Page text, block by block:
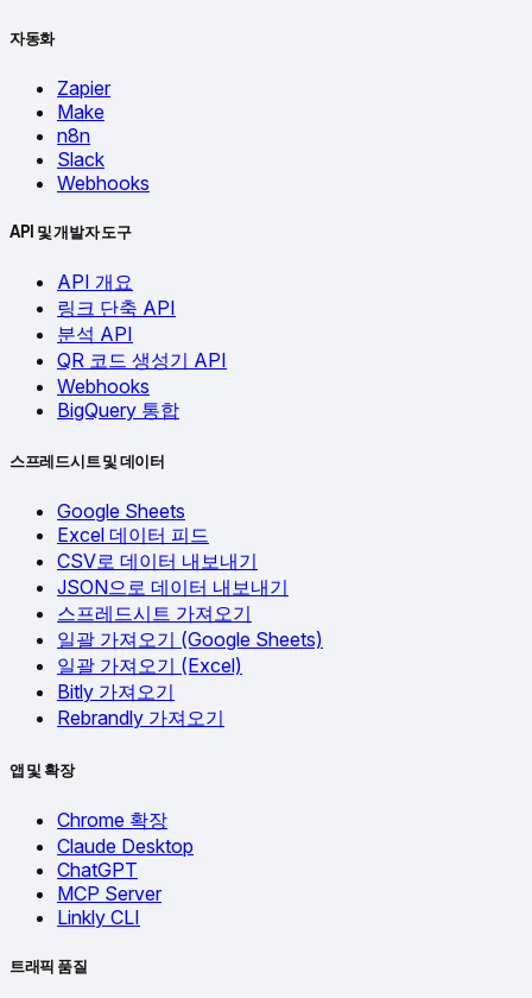
자동화
Zapier
Make
n8n
Slack
Webhooks
API 및 개발자 도구
API 개요
링크 단축 API
분석 API
QR 코드 생성기 API
Webhooks
BigQuery 통합
스프레드시트 및 데이터
Google Sheets
Excel 데이터 피드
CSV로 데이터 내보내기
JSON으로 데이터 내보내기
스프레드시트 가져오기
일괄 가져오기 (Google Sheets)
일괄 가져오기 (Excel)
Bitly 가져오기
Rebrandly 가져오기
앱 및 확장
Chrome 확장
Claude Desktop
ChatGPT
MCP Server
Linkly CLI
트래픽 품질